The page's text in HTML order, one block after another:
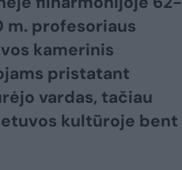
m. profesoriaus
kamerinis
pristatant
vardas, tačiau
kultūroje bent